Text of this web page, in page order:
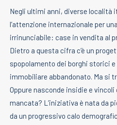
Negli ultimi anni, diverse località
l’attenzione internazionale per
irrinunciabile: case in vendita al
Dietro a questa cifra c’è un
spopolamento dei borghi storici
immobiliare abbandonato. Ma si
Oppure nasconde insidie e vincoli
mancata? L’iniziativa è nata da
da un progressivo calo